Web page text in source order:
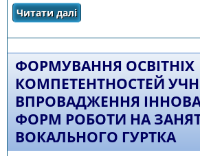
Читати даліпро Екодекор для дому
ФОРМУВАННЯ ОСВІТНІХ
КОМПЕТЕНТНОСТЕЙ
ВПРОВАДЖЕННЯ
ФОРМ РОБОТИ НА
ВОКАЛЬНОГО ГУРТКА